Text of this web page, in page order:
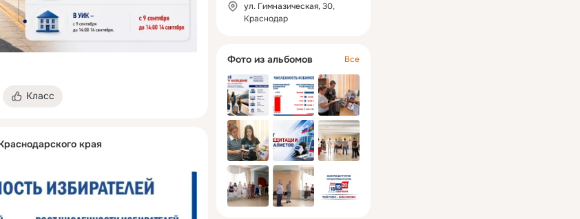
Класс
края
ул. Гимназическая, 30,
Краснодар
Фото из альбомов Все